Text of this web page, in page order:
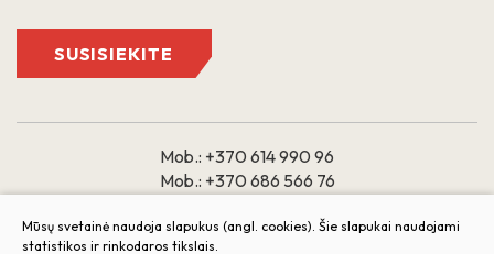
SUSISIEKITE
Mob.: +370 614 990 96
Mob.: +370 686 566 76
El. paštas:
Mūsų svetainė naudoja slapukus (angl. cookies). Šie slapukai naudojami
statistikos ir rinkodaros tikslais.